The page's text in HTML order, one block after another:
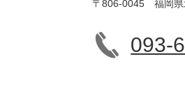
〒806-0045 福岡県
093-